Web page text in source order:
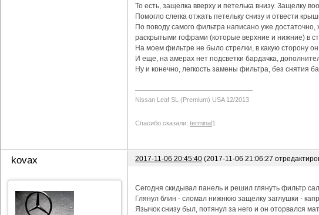
То есть, защелка вверху и петелька внизу. Защелку
Помогло слегка отжать петельку снизу и отвести
По поводу самого фильтра написано уже достаточно,
раскрытыми гофрами (которые верхние и нижние) в
На моем фильтре не было стрелки, в какую сторону
И еще, на амерах нет подсветки бардачка,
Ну и конечно, легкость замены фильтра, без снятия
Nissan Leaf SL (Premium) USA 12/2013
Спасибо сказали: terminal 1
kovax 2017-11-06 20:45:40 (2017-11-06 21:06:27
Сегодня скидывал панель и решил глянуть фильтр
Глянул блин - сломал нижнюю защелку заглушки -
Язычок снизу был, потянул за него и он оторвался